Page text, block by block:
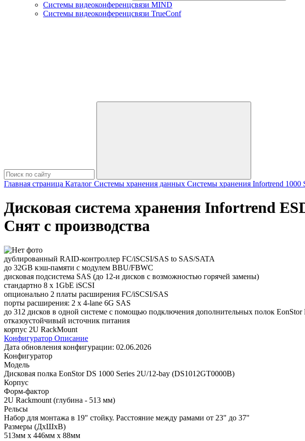
Системы видеоконференцсвязи MIND
Системы видеоконференцсвязи TrueConf
Главная страница Каталог Системы хранения данных Системы хранения Infortrend 1000
Дисковая система хранения Infortrend
Снят с производства
дублированный RAID-контроллер FC/iSCSI/SAS to SAS/SATA
до 32GB кэш-памяти с модулем BBU/FBWC
дисковая подсистема SAS (до 12-и дисков с возможностью горячей замены)
стандартно 8 x 1GbE iSCSI
опционально 2 платы расширения FC/iSCSI/SAS
порты расширения: 2 x 4-lane 6G SAS
до 312 дисков в одной системе с помощью подключения дополнительных полок EonStor
отказоустойчивый источник питания
корпус 2U RackMount
Конфигуратор Описание
Дата обновления конфигурации: 02.06.2026
Конфигуратор
Модель
Дисковая полка EonStor DS 1000 Series 2U/12-bay (DS1012GT0000B)
Корпус
Форм-фактор
2U Rackmount (глубина - 513 мм)
Рельсы
Набор для монтажа в 19" стойку. Расстояние между рамами от 23" до 37"
Размеры (ДхШхВ)
513мм х 446мм х 88мм